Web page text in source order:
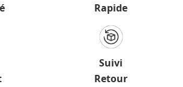
Rapide
Suivi
Retour